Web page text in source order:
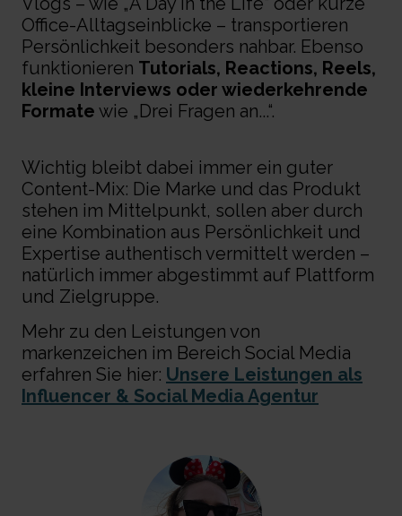
Office-Alltagseinblicke – transportieren
Persönlichkeit besonders nahbar. Ebenso
funktionieren Tutorials, Reactions, Reels,
kleine Interviews oder wiederkehrende
Formate wie „Drei Fragen an...“.
Wichtig bleibt dabei immer ein guter
Content-Mix: Die Marke und das Produkt
stehen im Mittelpunkt, sollen aber durch
eine Kombination aus Persönlichkeit und
Expertise authentisch vermittelt werden –
natürlich immer abgestimmt auf Plattform
und Zielgruppe.
Mehr zu den Leistungen von
markenzeichen im Bereich Social Media
erfahren Sie hier: Unsere Leistungen als
Influencer & Social Media Agentur